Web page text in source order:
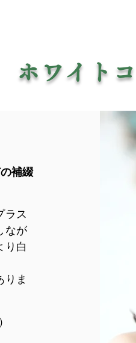
ホワイト
補綴
ラス
なが
り白
りま